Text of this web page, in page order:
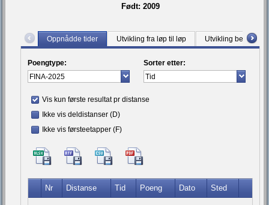
Født: 2009
Oppnådde tider Utvikling fra løp til løp Utvikling bestetid
Poengtype: Sorter etter:
Vis kun første resultat pr distanse
Ikke vis deldistanser (D)
Ikke vis førsteetapper (F)
Nr Distanse Tid Poeng Dato Sted